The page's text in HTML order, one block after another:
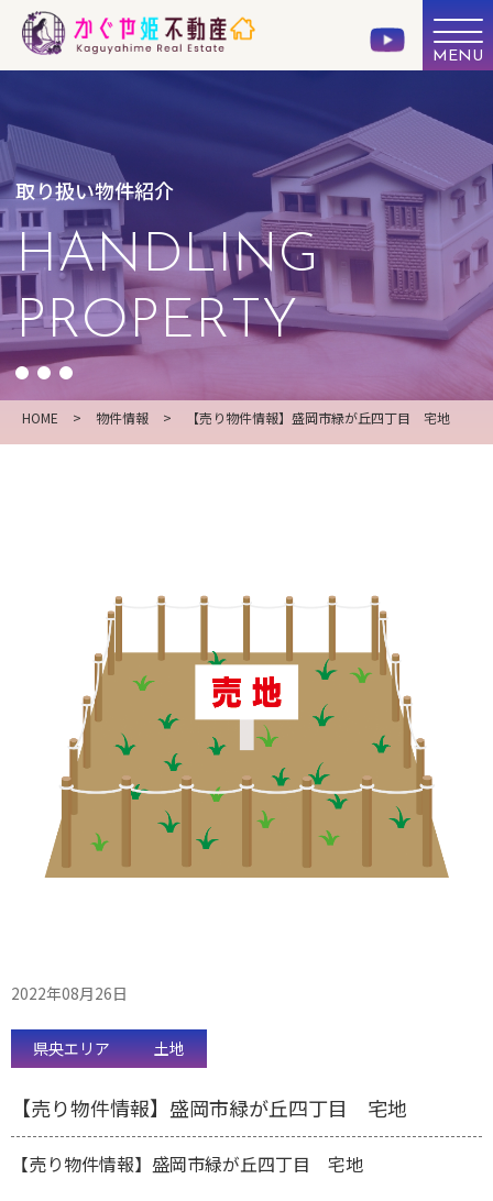
取り扱い物件紹介
HANDLING
PROPERTY
HOME > 物件情報 > 【売り物件情報】盛岡市緑が丘四丁目 宅地
2022年08月26日
県央エリア 土地
【売り物件情報】盛岡市緑が丘四丁目 宅地
【売り物件情報】盛岡市緑が丘四丁目 宅地